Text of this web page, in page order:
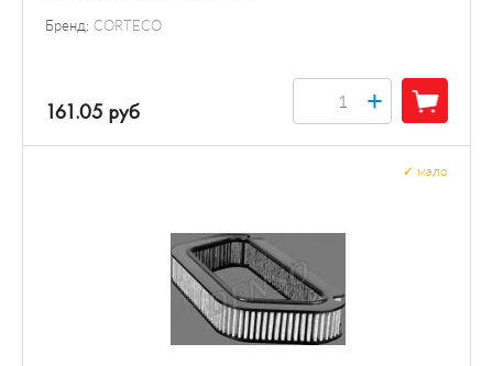
Бренд: CORTECO
161.05 руб +
мало